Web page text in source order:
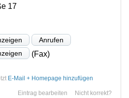
17
Anrufen
(Fax)
E-Mail + Homepage hinzufügen
Nicht korrekt?
Eintrag bearbeiten